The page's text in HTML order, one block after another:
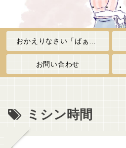
お問い合わせ
ミシン時間